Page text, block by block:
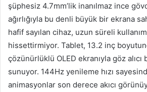
şüphesiz 4.7mm’lik inanılmaz ince
ağırlığıyla bu denli büyük bir ekrana
hafif sayılan cihaz, uzun süreli
hissettirmiyor. Tablet, 13.2 inç
çözünürlüklü OLED ekranıyla göz
sunuyor. 144Hz yenileme hızı
animasyonlar son derece akıcı